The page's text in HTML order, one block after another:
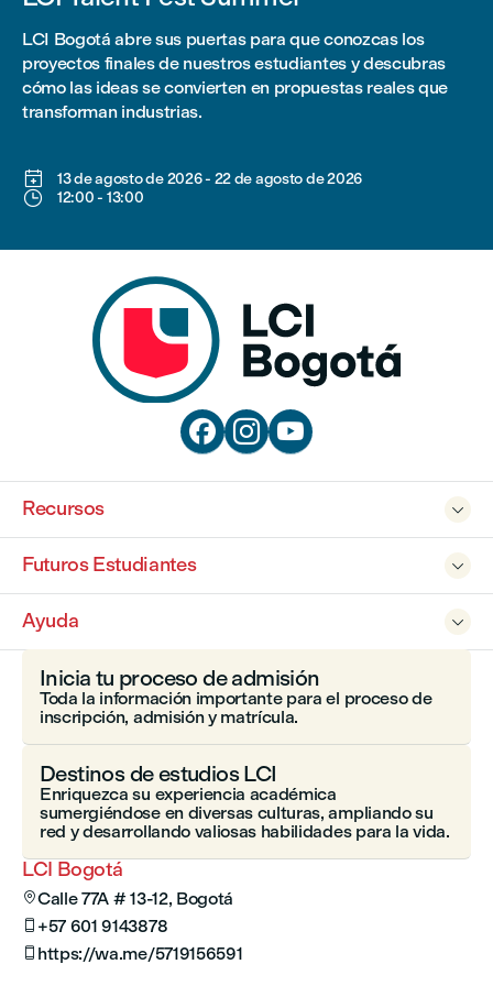
LCI Bogotá abre sus puertas para que conozcas los
proyectos finales de nuestros estudiantes y descubras
cómo las ideas se convierten en propuestas reales que
transforman industrias.
 13 de agosto de 2026- 22 de agosto de 2026
 12:00- 13:00
  

Recursos

Futuros Estudiantes

Ayuda
LCI Bogotá
Calle 77A # 13-12, Bogotá
 +57 601 9143878
 https://wa.me/5719156591
Inicia tu proceso de admisión
Toda la información importante para el proceso de
inscripción, admisión y matrícula.
Destinos de estudios LCI
Enriquezca su experiencia académica
sumergiéndose en diversas culturas, ampliando su
red y desarrollando valiosas habilidades para la vida.